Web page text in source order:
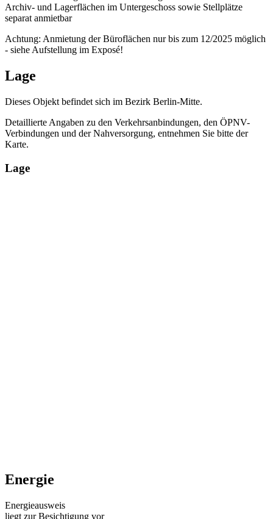
Archiv- und Lagerflächen im Untergeschoss sowie Stellplätze
separat anmietbar
Achtung: Anmietung der Büroflächen nur bis zum 12/2025 möglich
- siehe Aufstellung im Exposé!
Lage
Dieses Objekt befindet sich im Bezirk Berlin-Mitte.
Detaillierte Angaben zu den Verkehrsanbindungen, den ÖPNV-
Verbindungen und der Nahversorgung, entnehmen Sie bitte der
Karte.
Lage
Energie
Energieausweis
liegt zur Besichtigung vor